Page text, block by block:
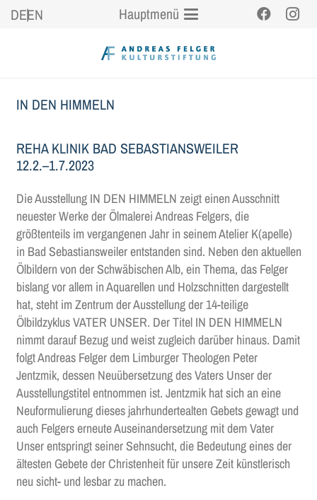
DEEN Hauptmenü
IN DEN HIMMELN
REHA KLINIK BAD SEBASTIANSWEILER
12.2.–1.7.2023
Die Ausstellung IN DEN HIMMELN zeigt einen Ausschnitt
neuester Werke der Ölmalerei Andreas Felgers, die
größtenteils im vergangenen Jahr in seinem Atelier K(apelle)
in Bad Sebastiansweiler entstanden sind. Neben den aktuellen
Ölbildern von der Schwäbischen Alb, ein Thema, das Felger
bislang vor allem in Aquarellen und Holzschnitten dargestellt
hat, steht im Zentrum der Ausstellung der 14-teilige
Ölbildzyklus VATER UNSER. Der Titel IN DEN HIMMELN
nimmt darauf Bezug und weist zugleich darüber hinaus. Damit
folgt Andreas Felger dem Limburger Theologen Peter
Jentzmik, dessen Neuübersetzung des Vaters Unser der
Ausstellungstitel entnommen ist. Jentzmik hat sich an eine
Neuformulierung dieses jahrhundertealten Gebets gewagt und
auch Felgers erneute Auseinandersetzung mit dem Vater
Unser entspringt seiner Sehnsucht, die Bedeutung eines der
ältesten Gebete der Christenheit für unsere Zeit künstlerisch
neu sicht- und lesbar zu machen.